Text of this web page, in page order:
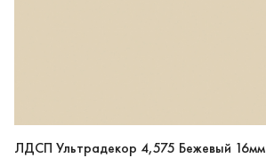
ЛДСП Ультрадекор 4,575 Бежевый 16мм